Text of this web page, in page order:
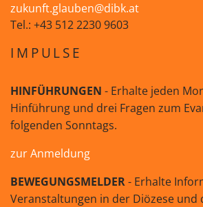
zukunft.glauben@dibk.at
Tel.: +43 512 2230 9603
IMPULSE
HINFÜHRUNGEN - Erhalte jeden
Hinführung und drei Fragen zum
folgenden Sonntags.
zur Anmeldung
BEWEGUNGSMELDER- Erhalte
Veranstaltungen in der Diözese und